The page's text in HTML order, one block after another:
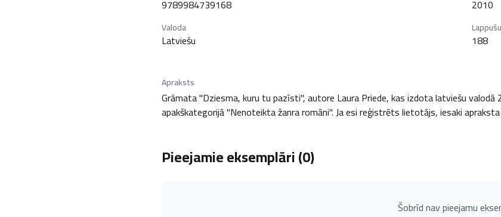
9789984739168 2010
Valoda
Latviešu 188
Apraksts
Grāmata "Dziesma, kuru tu pazīsti", autore Laura Priede, kas izdota latviešu
apakškategorijā "Nenoteikta žanra romāni". Ja esi reģistrēts lietotājs, iesaki
Pieejamie eksemplāri (0)
Šobrīd nav pieejamu